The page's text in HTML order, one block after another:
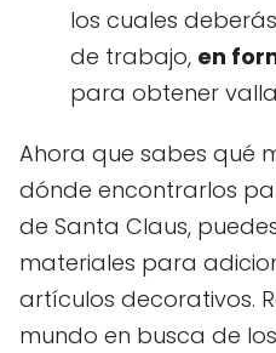
los cuales
de trabajo, en
para obtener
Ahora que sabes qué
dónde encontrarlos
de Santa Claus,
materiales para
artículos decorativos.
mundo en busca de